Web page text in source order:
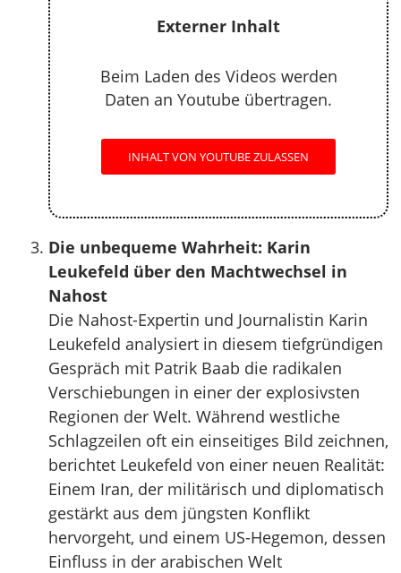
Externer Inhalt
Beim Laden des Videos werden
Daten an Youtube übertragen.
INHALT VON YOUTUBE ZULASSEN
Die unbequeme Wahrheit: Karin
Leukefeld über den Machtwechsel in
Nahost
Die Nahost-Expertin und Journalistin Karin
Leukefeld analysiert in diesem tiefgründigen
Gespräch mit Patrik Baab die radikalen
Verschiebungen in einer der explosivsten
Regionen der Welt. Während westliche
Schlagzeilen oft ein einseitiges Bild zeichnen,
berichtet Leukefeld von einer neuen Realität:
Einem Iran, der militärisch und diplomatisch
gestärkt aus dem jüngsten Konflikt
hervorgeht, und einem US-Hegemon, dessen
Einfluss in der arabischen Welt